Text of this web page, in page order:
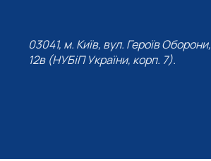
03041, м. Київ, вул. Героїв Оборони,
12в (НУБіП України, корп. 7).